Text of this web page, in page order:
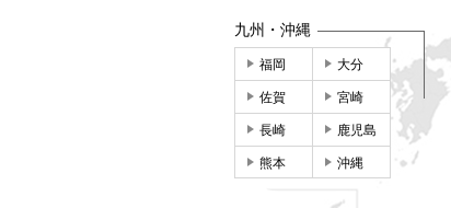
九州・沖縄
福岡 大分
佐賀 宮崎
長崎 鹿児島
熊本 沖縄